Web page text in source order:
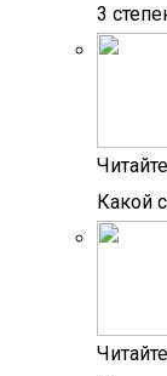
3
Какой